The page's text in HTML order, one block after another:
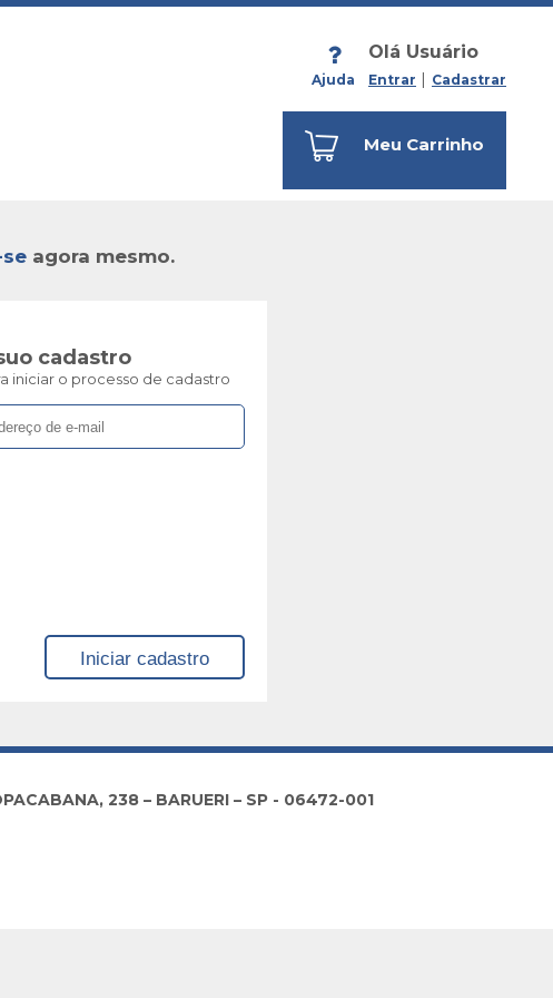
Ajuda
Olá Usuário
Entrar Cadastrar
Meu Carrinho
agora mesmo.
cadastro
iniciar o processo de cadastro
238 – BARUERI – SP - 06472-001